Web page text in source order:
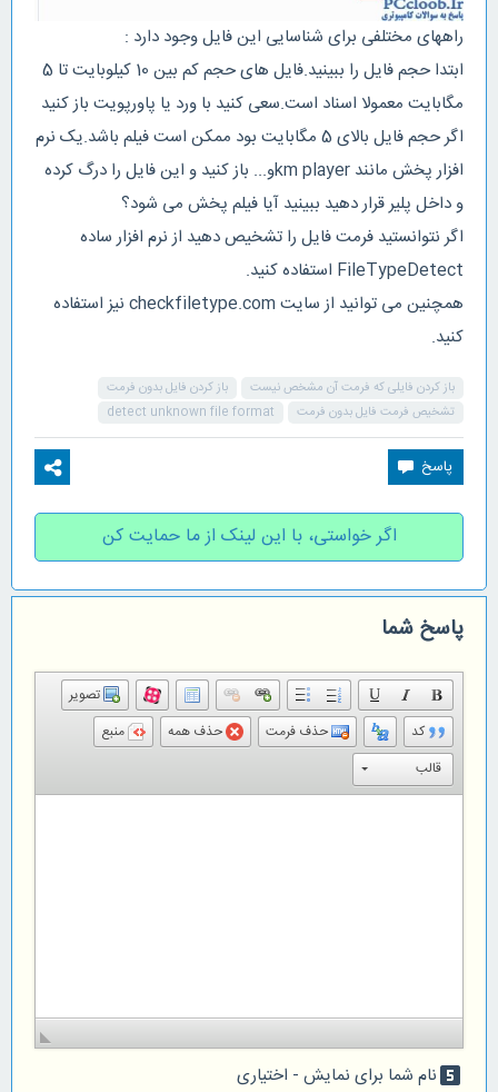
راههای مختلفی برای شناسایی این فایل وجود دارد :
ابتدا حجم فایل را ببینید.فایل های حجم کم بین 10 کیلوبایت تا 5
مگابایت معمولا اسناد است.سعی کنید با ورد یا پاورپویت باز کنید
اگر حجم فایل بالای 5 مگابایت بود ممکن است فیلم باشد.یک نرم
افزار پخش مانند km playerو... باز کنید و این فایل را درگ کرده
و داخل پلیر قرار دهید ببینید آیا فیلم پخش می شود؟
اگر نتوانستید فرمت فایل را تشخیص دهید از نرم افزار ساده
FileTypeDetect استفاده کنید.
همچنین می توانید از سایت checkfiletype.com نیز استفاده
کنید.
باز کردن فایلی که فرمت آن مشخص نیست
باز کردن فایل بدون فرمت
تشخیص فرمت فایل بدون فرمت
detect unknown file format
اگر خواستی، با این لینک از ما حمایت کن
پاسخ شما
تصویر
کد
حذف فرمت حذف همه
منبع
قالب
looks_5نام شما برای نمایش - اختیاری